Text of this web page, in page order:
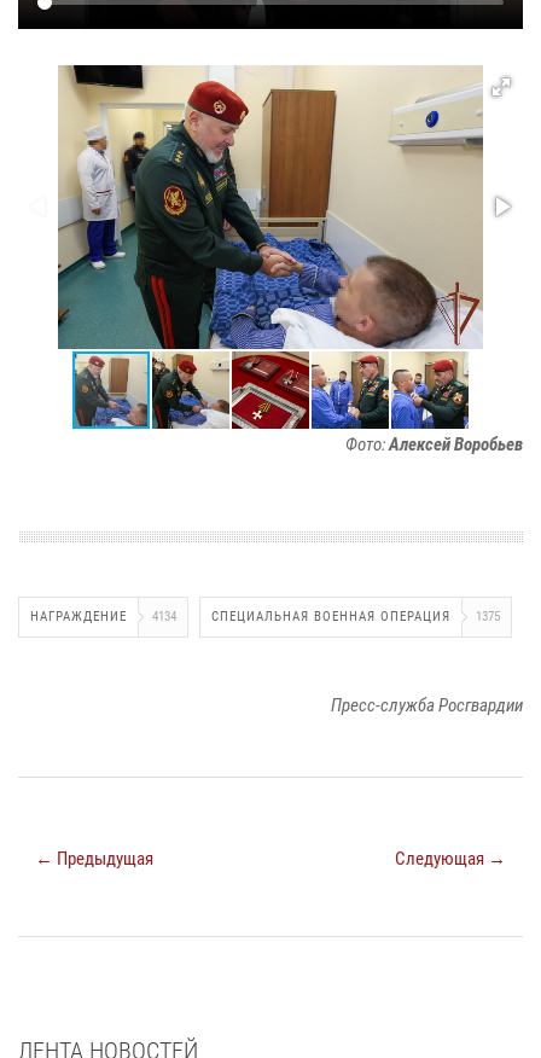
Фото:Алексей Воробьев
НАГРАЖДЕНИЕ 4134 СПЕЦИАЛЬНАЯ ВОЕННАЯ ОПЕРАЦИЯ 1375
Пресс-служба Росгвардии
← Предыдущая Следующая →
ЛЕНТА НОВОСТЕЙ